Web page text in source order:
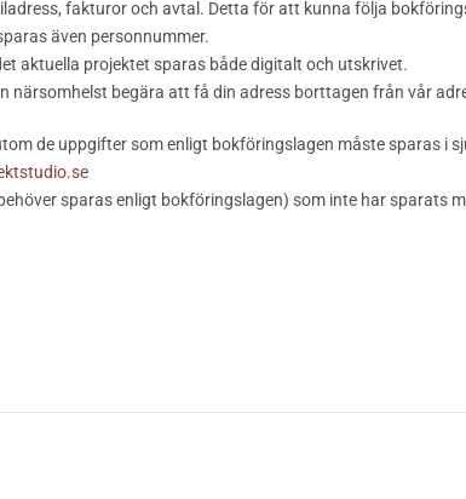
fakturor och avtal. Detta för att kunna följa
även personnummer.
aktuella projektet sparas både digitalt och utskrivet.
närsomhelst begära att få din adress borttagen från vår
de uppgifter som enligt bokföringslagen måste sparas i
sparas enligt bokföringslagen) som inte har sparats